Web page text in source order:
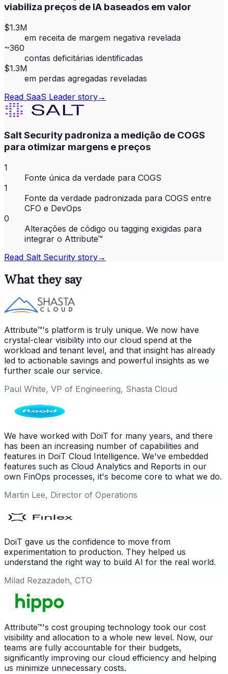
viabiliza preços de IA baseados em valor
$1.3M
em receita de margem negativa revelada
~360
contas deficitárias identificadas
$1.3M
em perdas agregadas reveladas
Read SaaS Leader story→
Salt Security padroniza a medição de COGS
para otimizar margens e preços
1
Fonte única da verdade para COGS
1
Fonte da verdade padronizada para COGS entre
CFO e DevOps
0
Alterações de código ou tagging exigidas para
integrar o Attribute™
Read Salt Security story→
What they say
Attribute™'s platform is truly unique. We now have
crystal-clear visibility into our cloud spend at the
workload and tenant level, and that insight has already
led to actionable savings and powerful insights as we
further scale our service.
Paul White, VP of Engineering, Shasta Cloud
We have worked with DoiT for many years, and there
has been an increasing number of capabilities and
features in DoiT Cloud Intelligence. We've embedded
features such as Cloud Analytics and Reports in our
own FinOps processes, it's become core to what we do.
Martin Lee, Director of Operations
DoiT gave us the confidence to move from
experimentation to production. They helped us
understand the right way to build AI for the real world.
Milad Rezazadeh, CTO
Attribute™'s cost grouping technology took our cost
visibility and allocation to a whole new level. Now, our
teams are fully accountable for their budgets,
significantly improving our cloud efficiency and helping
us minimize unnecessary costs.